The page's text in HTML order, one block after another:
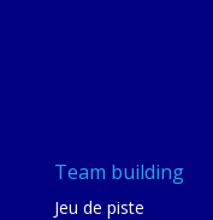
Team building
Jeu de piste